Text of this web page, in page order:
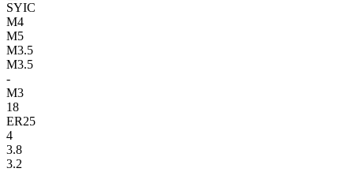
SYIC
M4
M5
M3.5
M3.5
-
M3
18
ER25
4
3.8
3.2